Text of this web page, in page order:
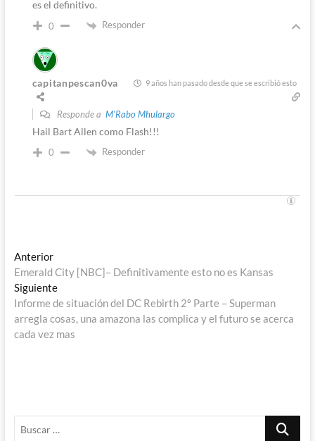
es el definitivo.
0 Responder
capitanpescan0va 9 años han pasado desde que se escribió esto
Responde a M'Rabo Mhulargo
Hail Bart Allen como Flash!!!
0 Responder
Navegación
de
entradas
AnteriorEntrada
anterior:
Emerald City [NBC]– Definitivamente esto no es Kansas
SiguienteEntrada
siguiente:
Informe de situación del DC Rebirth 2º Parte – Superman
arregla cosas, una amazona las complica y el futuro se acerca
cada vez mas
Buscar